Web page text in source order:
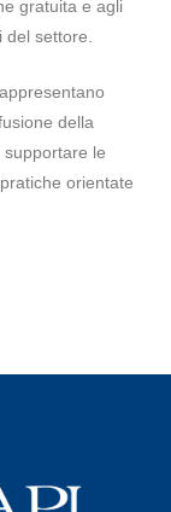
gratuita e agli
settore.
della
le
orientate